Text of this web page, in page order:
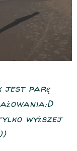
jest parę
wyższej